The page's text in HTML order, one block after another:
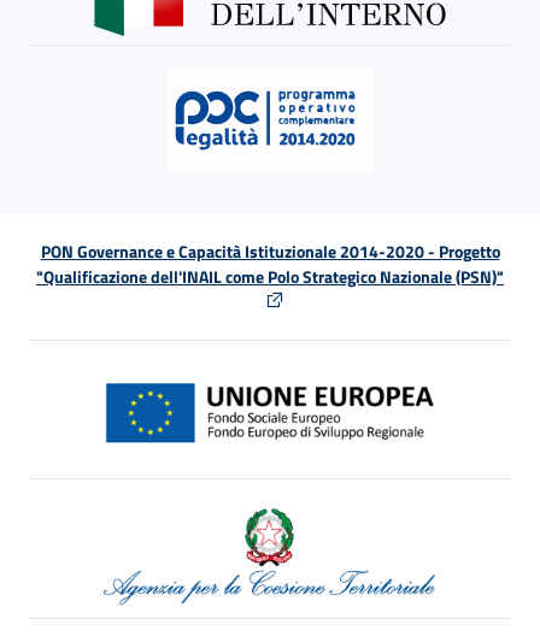
PON Governance e Capacità Istituzionale 2014-2020 - Progetto
"Qualificazione dell'INAIL come Polo Strategico Nazionale (PSN)"